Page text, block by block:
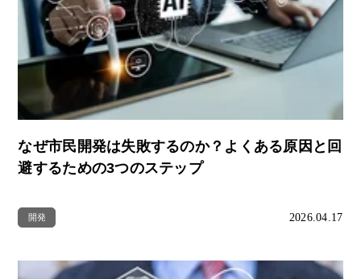
なぜ市民開発は失敗するのか？よくある原因と回
避するための3つのステップ
開発 2026.04.17